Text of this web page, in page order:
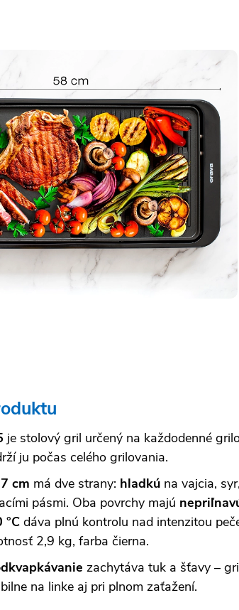
je stolový gril určený na každodenné
ju počas celého grilovania.
cm má dve strany: hladkú na vajcia,
pásmi. Oba povrchy majú
°C dáva plnú kontrolu nad intenzitou
2,9 kg, farba čierna.
zachytáva tuk a šťavy –
na linke aj pri plnom zaťažení.